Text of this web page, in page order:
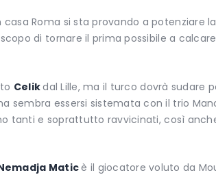
casa Roma si sta provando a potenziare
di tornare il prima possibile a
Celikdal Lille, ma il turco dovrà sudare
sembra essersi sistemata con il trio
tanti e soprattutto ravvicinati, così
Maticè il giocatore voluto da